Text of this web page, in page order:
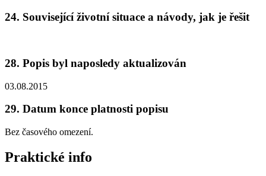
24. Související životní situace a návody, jak je řešit
28. Popis byl naposledy aktualizován
03.08.2015
29. Datum konce platnosti popisu
Bez časového omezení.
Praktické info